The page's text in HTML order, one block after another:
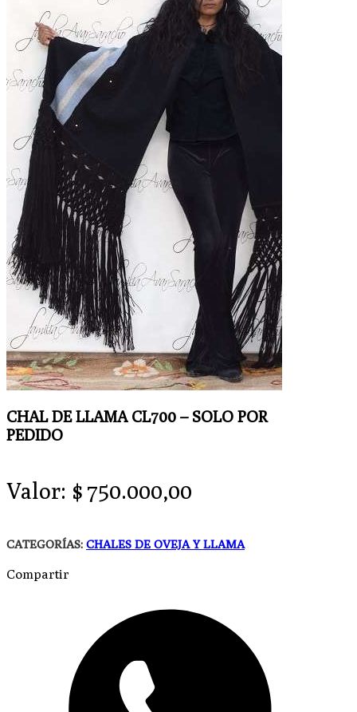
CHAL DE LLAMA CL700 – SOLO POR
PEDIDO
Valor: $ 750.000,00
CATEGORÍAS: CHALES DE OVEJA Y LLAMA
Compartir